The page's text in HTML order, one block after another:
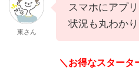
東さん
スマホにアプ
状況も丸わかり
＼お得なスタータ